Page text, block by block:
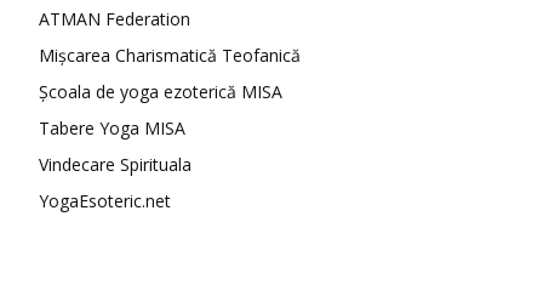
ATMAN Federation
Mișcarea Charismatică Teofanică
Școala de yoga ezoterică MISA
Tabere Yoga MISA
Vindecare Spirituala
YogaEsoteric.net